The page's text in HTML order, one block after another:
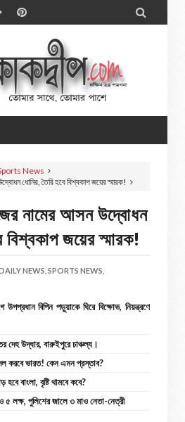

News
ধোনির, তৈরি হবে বিশ্বকাপ জয়ের স্মারক!
নামের আসন উদ্বোধন
বিশ্বকাপ জয়ের স্মারক!
NEWS, SPORTS NEWS,
বিপিন পড়ুয়াকে ঘিরে বিক্ষোভ, নিয়ন্ত্রণে
দেহ উদ্ধার, বারুইপুরে চাঞ্চল্য।
করবে ভারত! কেন এমন প্রস্তাব?
বাংলা, বৃষ্টি থামবে কবে?
৫ লক্ষ, পুলিশের জালে ৩ মাও নেতা-নেত্রী